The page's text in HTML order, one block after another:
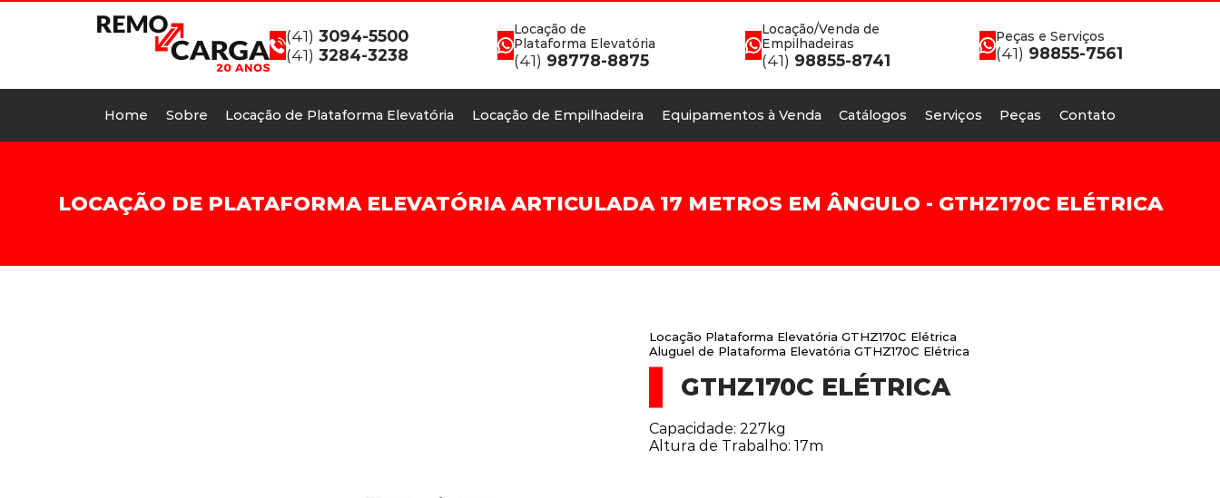
(41) 3094-5500
(41) 3284-3238
Locação de
Plataforma Elevatória
(41) 98778-8875
Locação/Venda de
Empilhadeiras
(41) 98855-8741
Peças e Serviços
(41) 98855-7561
Home Sobre Locação de Plataforma Elevatória Locação de Empilhadeira Equipamentos à Venda Catálogos Serviços Peças Contato
LOCAÇÃO DE PLATAFORMA ELEVATÓRIA ARTICULADA 17 METROS EM ÂNGULO - GTHZ170C ELÉTRICA
Locação Plataforma Elevatória GTHZ170C Elétrica
Aluguel de Plataforma Elevatória GTHZ170C Elétrica
GTHZ170C ELÉTRICA
Capacidade: 227kg
Altura de Trabalho: 17m